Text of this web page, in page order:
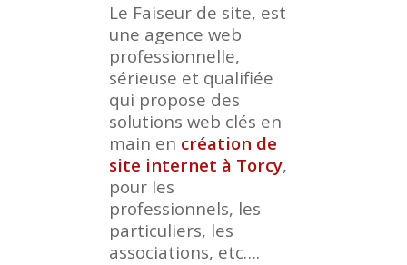
Le Faiseur de site, est
une agence web
professionnelle,
sérieuse et qualifiée
qui propose des
solutions web clés en
main en création de
site internet à Torcy,
pour les
professionnels, les
particuliers, les
associations, etc….